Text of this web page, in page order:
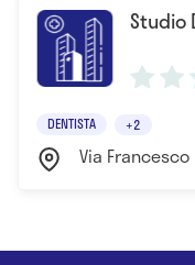
Studio
DENTISTA +2
Via